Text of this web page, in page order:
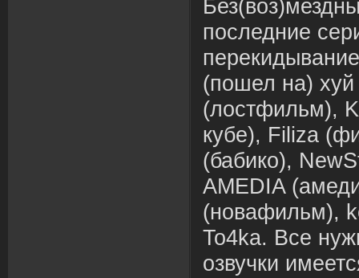
последние
(пошел на)
(лостфильм),
кубе), Filiza
(бабико),
AMEDIA
(новафильм),
To4ka. Все
озвучки